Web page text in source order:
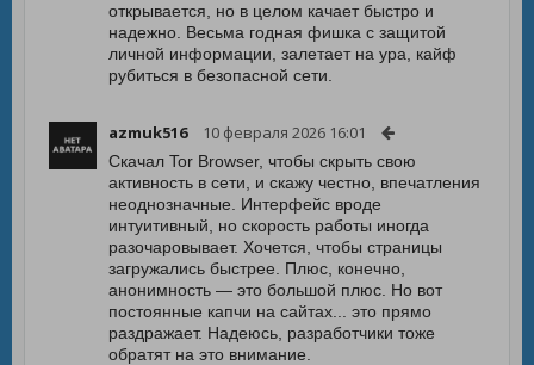
открывается, но в целом качает быстро и
надежно. Весьма годная фишка с защитой
личной информации, залетает на ура, кайф
рубиться в безопасной сети.
azmuk516 10 февраля 2026 16:01
Скачал Tor Browser, чтобы скрыть свою
активность в сети, и скажу честно, впечатления
неоднозначные. Интерфейс вроде
интуитивный, но скорость работы иногда
разочаровывает. Хочется, чтобы страницы
загружались быстрее. Плюс, конечно,
анонимность — это большой плюс. Но вот
постоянные капчи на сайтах... это прямо
раздражает. Надеюсь, разработчики тоже
обратят на это внимание.